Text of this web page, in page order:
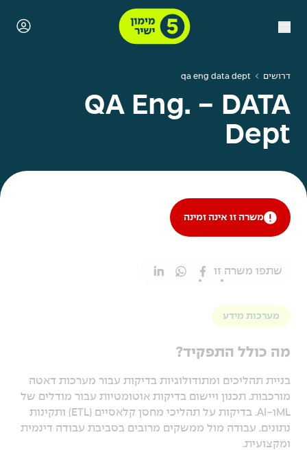
דרושים qa eng data dept
QA Eng. - DATA
Dept
משרה זו אינה זמינה
שתפו משרה זו
מערכות מידע
מה כולל התפקיד?
בניית תהליכים ומתודולוגיות בדיקות עבור מערכות דאטה
מורכבות. תכנון ויישום בדיקות אוטומטיות עבור מודלים של
MLו-AI. בדיקות על תהליכי מחסן קלאסיים (ETL) ותקינות
נתונים. עבודה מול ממשקים מרובים בסביבת עבודה דינמית
ומקצועית.